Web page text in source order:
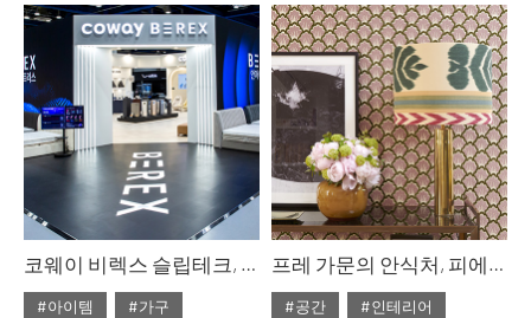
#2026년5월호
#2026년4월호
코웨이 비렉스 슬립테크, 맞춤 숙면의 새로운 기준
#아이템
#가구
프레 가문의 안식처, 피에르 프레 & 에밀리 프레
#공간
#인테리어